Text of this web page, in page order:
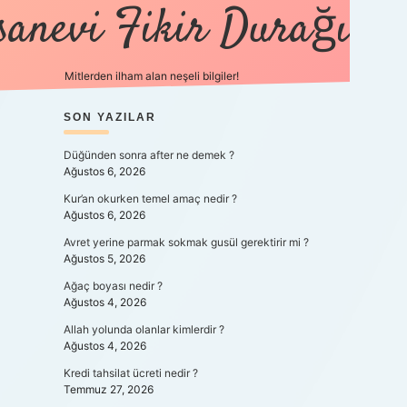
Fikir Durağı
Mitlerden ilham alan neşeli bilgiler!
SIDEBAR
SON YAZILAR
Düğünden sonra after ne demek ?
Ağustos 6, 2026
Kur’an okurken temel amaç nedir ?
Ağustos 6, 2026
Avret yerine parmak sokmak gusül gerektirir mi ?
Ağustos 5, 2026
Ağaç boyası nedir ?
Ağustos 4, 2026
Allah yolunda olanlar kimlerdir ?
Ağustos 4, 2026
Kredi tahsilat ücreti nedir ?
Temmuz 27, 2026